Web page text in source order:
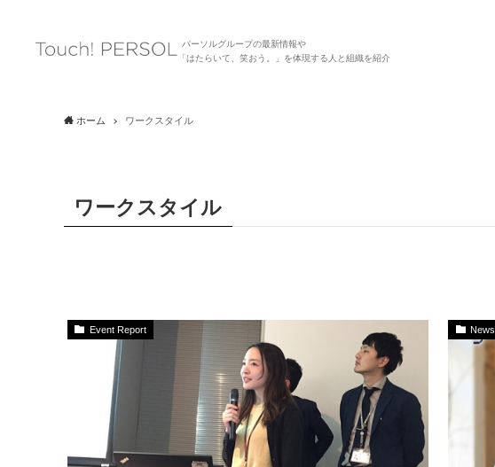
パーソルグループの最新情報や
「はたらいて、笑おう。」を体現する人と組織を紹介
ホーム ワークスタイル
ワークスタイル
Event Report News